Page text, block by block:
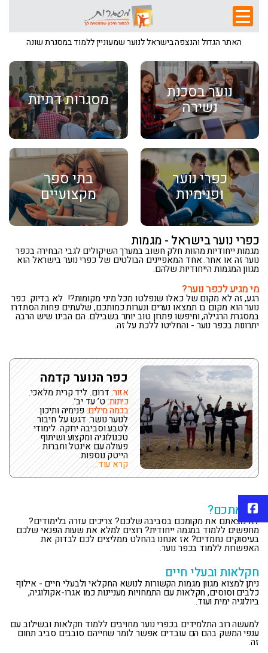
האתר הגדול והנצפה בישראל לנוער שמעוניין ללמוד במסגרת שונה
מסגרות דתיות נוער בסכנת
נשירה
בתי ספר
מקצועיים
כפרי נוער
ופנימיות
כפרי נוער בישראל - מגמות
מגמות ייחודיות מהוות חלק חשוב במערך השיקולים לגבי הבחירה בכפר
נוער זה או אחר. אחד המאפיינים הבולטים של כפרי נוער בישראל הוא
מגוון המגמות הייחודיות שלהם.
מי מגיע לכפר נוער?
רגע, זה לא מקום של כאלו שנפלטו מכל מיני מקומות?! לא בדיוק. כפר
נוער הוא מקום בו תמצאו נערים ונערות כמותכם, שלעתים פחות הסתדרו
במסגרת הרגילה, וחיפשו פתרון טוב יותר בשבילם. הם הבינו שיש הרבה
יתרונות בכפר נוער - והחליטו ללכת על זה.
כפר הנוער קדמה
אזור:דרום. ליד קרית מלאכי.
כיתות:ט’ עד יב’.
בכמה מילים:פנימיה ותיכון
לנוער נושר. דגש על חיבור
לטבע וסביבה ירוקה. לימודי
טכנולוגיה ומקצוע ושיתוף
פעולה עם אינטל וחברות
הייטק נוספות.
קרא עוד...
מה אתכם?
לא מצאתם את מקומכם בסביבה שלכם? צריכים עזרה בלימודים?
מחפשים ללמוד במגמה ייחודית? רוצים למלא את שעות הפנאי שלכם
בעיסוקים נחמדים? אז אנחנו בהחלט ממליצים לכם לבדוק את
האפשרות ללמוד בכפר נוער.
חקלאות ובעלי חיים
ניתן למצוא מגוון מגמות הקשורות לנושא החקלאי ולבעלי חיים - אילוף
כלבים וסוסים, חקלאות עם התמחויות מעניינות כמו אגרו-אקולוגיה,
ביולוגיה ימית ועוד.
למעשה רוב התלמידים בכפרי נוער מחויבים ללמוד חקלאות ובשילוב עם
ענפי המשק בהם הם עובדים אפשר לומר שחייהם סובבים סביב תחום
זה.
פייסבוק